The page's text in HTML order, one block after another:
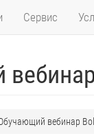
Сервис
вебинар